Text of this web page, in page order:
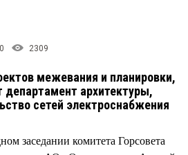
0 2309
межевания и планировки,
департамент архитектуры,
сетей электроснабжения
заседании комитета Горсовета